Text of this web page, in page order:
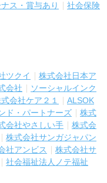
ス・賞与あり
社会保険
ツクイ
株式会社日本ア
会社
ソーシャルインク
会社ケア２１
ALSOK
ド・パートナーズ
株式
会社やさしい手
株式会
株式会社サンガジャパン
社アンビス
株式会社サ
社会福祉法人ノテ福祉